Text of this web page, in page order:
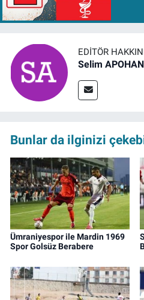
EDITÖR
Selim APOHAN
Bunlar da ilginizi
Ümraniyespor ile Mardin 1969
Spor Golsüz Berabere